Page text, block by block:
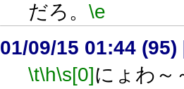
だろ。 \e
01/09/15 01:44 (95)
\t\h\s[0]にょわ～